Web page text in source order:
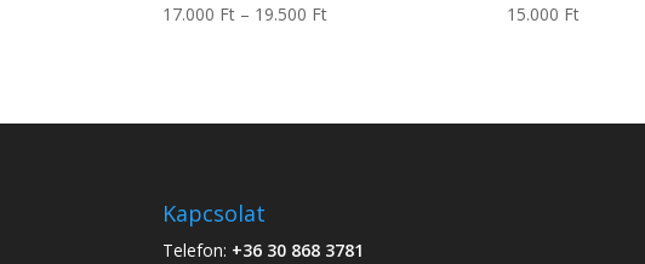
17.000 Ft – 19.500 FtÁrtartomány:
15.000 Ft
Kapcsolat
Telefon: +36 30 868 3781